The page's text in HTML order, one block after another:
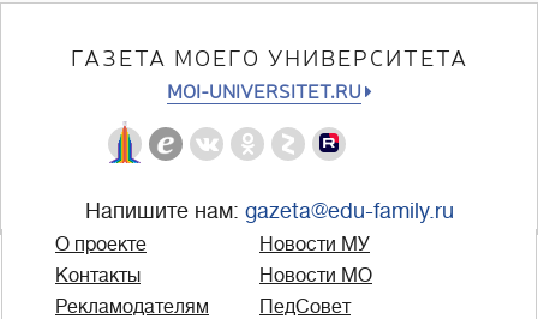
ГАЗЕТА МОЕГО УНИВЕРСИТЕТА
MOI-UNIVERSITET.RU
Напишите нам: gazeta@edu-family.ru
О проекте
Контакты
Рекламодателям
Новости МУ
Новости МО
ПедСовет